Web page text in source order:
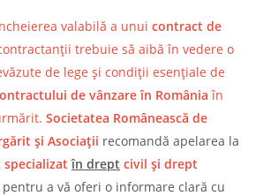
valabilă a unui contract de
trebuie să aibă în vedere o
de lege și condiții esențiale de
de vânzare în România în
Societatea Românească de
și Asociații recomandă apelarea la
specializat în drept civil și drept
pentru a vă oferi o informare clară cu